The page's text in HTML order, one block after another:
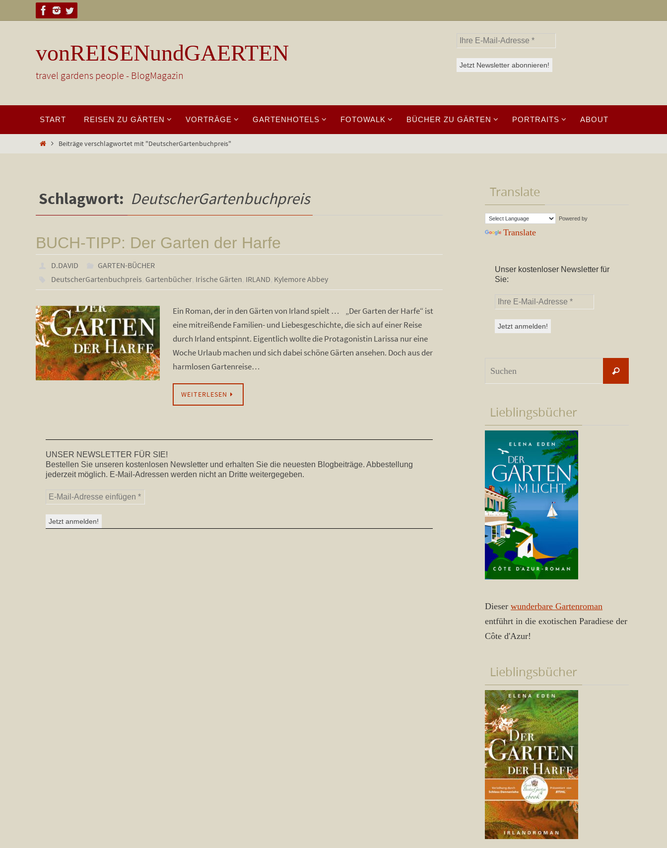
Inhalt
vonREISENundGAERTEN
travel gardens people - BlogMagazin
springen
START REISEN ZU GÄRTEN VORTRÄGE GARTENHOTELS FOTOWALK BÜCHER ZU GÄRTEN PORTRAITS ABOUT
StartBeiträge verschlagwortet mit "DeutscherGartenbuchpreis"
Schlagwort: DeutscherGartenbuchpreis
BUCH-TIPP: Der Garten der Harfe
D.DAVID
GARTEN-BÜCHER
DeutscherGartenbuchpreis, Gartenbücher, Irische Gärten, IRLAND, Kylemore Abbey
Ein Roman, der in den Gärten von Irland spielt … „Der Garten der Harfe“ ist
eine mitreißende Familien- und Liebesgeschichte, die sich auf einer Reise
durch Irland entspinnt. Eigentlich wollte die Protagonistin Larissa nur eine
Woche Urlaub machen und sich dabei schöne Gärten ansehen. Doch aus der
harmlosen Gartenreise…
WEITERLESEN
UNSER NEWSLETTER FÜR SIE!
Bestellen Sie unseren kostenlosen Newsletter und erhalten Sie die neuesten Blogbeiträge. Abbestellung
jederzeit möglich. E-Mail-Adressen werden nicht an Dritte weitergegeben.
Translate
Powered by
Translate
Unser kostenloser Newsletter für
Sie:
Suchen
Lieblingsbücher
Dieser wunderbare Gartenroman
entführt in die exotischen Paradiese der
Côte d'Azur!
Lieblingsbücher